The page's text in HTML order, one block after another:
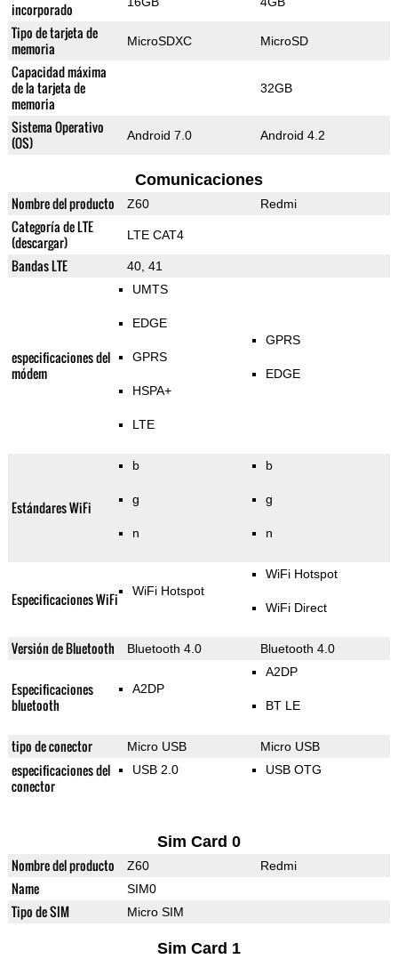
incorporado
Tipo de tarjeta de
memoria
MicroSDXC MicroSD
Capacidad máxima
de la tarjeta de
memoria
32GB
Sistema Operativo
(OS)
Android 7.0 Android 4.2
Comunicaciones
Nombre del producto Z60 Redmi
Categoría de LTE
(descargar)
LTE CAT4
Bandas LTE 40, 41
especificaciones del
módem
UMTS
EDGE
GPRS
HSPA+
LTE
GPRS
EDGE
Estándares WiFi
b
g
n
b
g
n
Especificaciones WiFi WiFi Hotspot
WiFi Hotspot
WiFi Direct
Versión de Bluetooth Bluetooth 4.0 Bluetooth 4.0
Especificaciones
bluetooth
A2DP
A2DP
BT LE
tipo de conector Micro USB Micro USB
especificaciones del
conector
USB 2.0 USB OTG
Sim Card 0
Nombre del producto Z60 Redmi
Name SIM0
Tipo de SIM Micro SIM
Sim Card 1